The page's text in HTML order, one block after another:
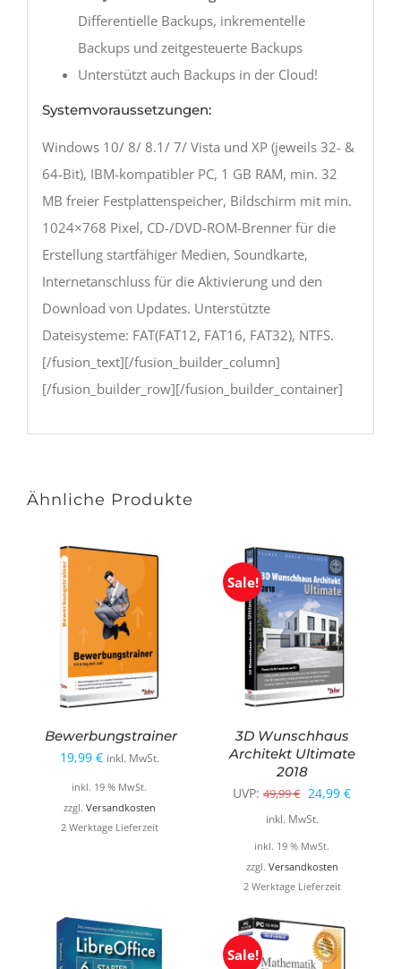
Differentielle Backups, inkrementelle
Backups und zeitgesteuerte Backups
Unterstützt auch Backups in der Cloud!
Systemvoraussetzungen:
Windows 10/ 8/ 8.1/ 7/ Vista und XP (jeweils 32- &
64-Bit), IBM-kompatibler PC, 1 GB RAM, min. 32
MB freier Festplattenspeicher, Bildschirm mit min.
1024×768 Pixel, CD-/DVD-ROM-Brenner für die
Erstellung startfähiger Medien, Soundkarte,
Internetanschluss für die Aktivierung und den
Download von Updates. Unterstützte
Dateisysteme: FAT(FAT12, FAT16, FAT32), NTFS.
[/fusion_text][/fusion_builder_column]
[/fusion_builder_row][/fusion_builder_container]
Ähnliche Produkte
Bewerbungstrainer
19,99 € inkl. MwSt.
inkl. 19 % MwSt.
zzgl. Versandkosten
2 Werktage Lieferzeit
Sale!
3D Wunschhaus
Architekt Ultimate
2018
UVP: 49,99€ Ursprünglicher
Preis
war:
49,99 €
24,99 €
inkl. MwSt.
inkl. 19 % MwSt.
zzgl. Versandkosten
2 Werktage Lieferzeit
Sale!